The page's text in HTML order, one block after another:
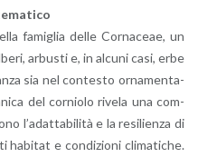
fa­mi­glia delle Cor­na­ceae, un
ar­bu­sti e, in al­cu­ni casi, erbe
sia nel con­te­sto or­na­men­ta­
del cor­nio­lo ri­ve­la una com­
l’a­dat­ta­bi­li­tà e la re­si­lien­za di
e con­di­zio­ni cli­ma­ti­che.